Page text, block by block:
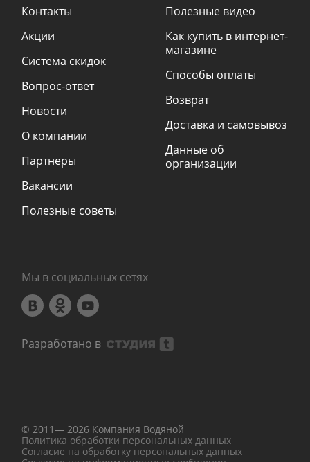
Контакты
Акции
Система скидок
Вопрос-ответ
Новости
О компании
Партнеры
Вакансии
Полезные советы
Полезные видео
Как купить в интернет-
магазине
Способы оплаты
Возврат
Доставка и самовывоз
Данные об
организации
Мы в социальных сетях
Разработано в
© 2011— 2026 Компания Водяной
Политика обработки персональных данных
Согласие на обработку персональных данных